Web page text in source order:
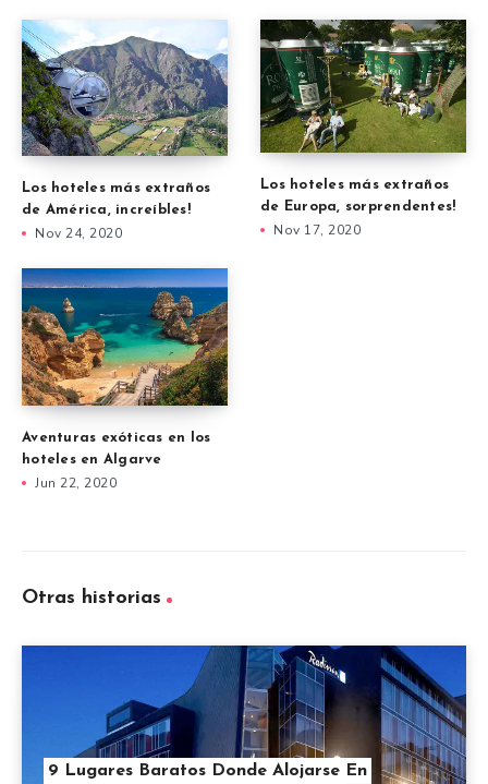
Los hoteles más extraños
de América, increíbles!
Nov 24, 2020
Los hoteles más extraños
de Europa, sorprendentes!
Nov 17, 2020
Aventuras exóticas en los
hoteles en Algarve
Jun 22, 2020
Otras historias
9 Lugares Baratos Donde Alojarse En